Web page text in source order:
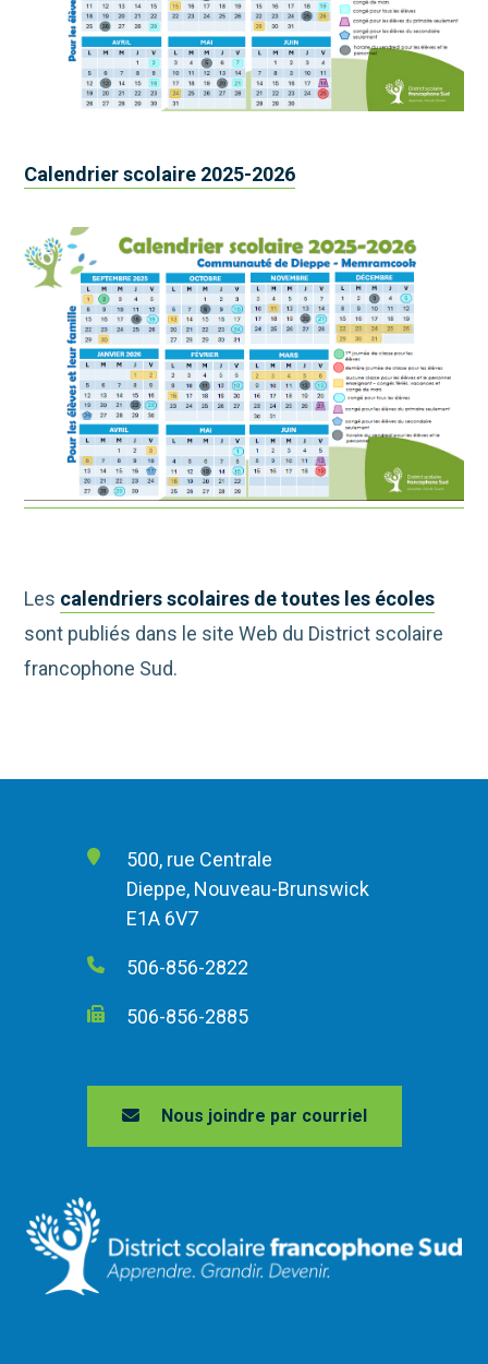
Calendrier scolaire 2025-2026
Les calendriers scolaires de toutes les écoles
sont publiés dans le site Web du District scolaire
francophone Sud.
500, rue Centrale
Dieppe, Nouveau-Brunswick
E1A 6V7
506-856-2822
506-856-2885
Nous joindre par courriel